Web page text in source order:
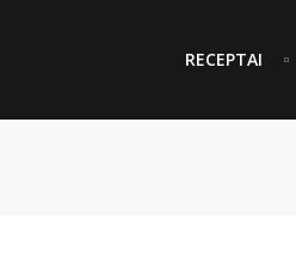
RECEPTAI